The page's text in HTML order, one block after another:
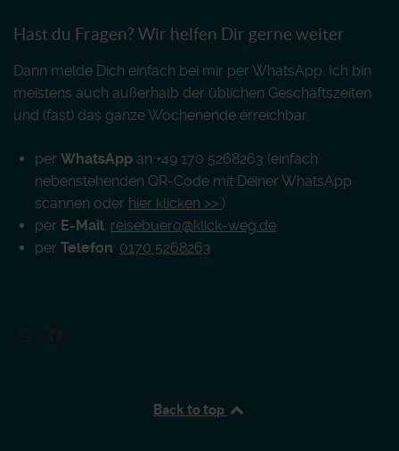
Hast du Fragen? Wir helfen Dir gerne weiter
Dann melde Dich einfach bei mir per WhatsApp. Ich bin
meistens auch außerhalb der üblichen Geschäftszeiten
und (fast) das ganze Wochenende erreichbar.
per WhatsApp an +49 170 5268263 (einfach
nebenstehenden QR-Code mit Deiner WhatsApp
scannen oder hier klicken >> )
per E-Mail: reisebuero@klick-weg.de
per Telefon: 0170 5268263
Back to top